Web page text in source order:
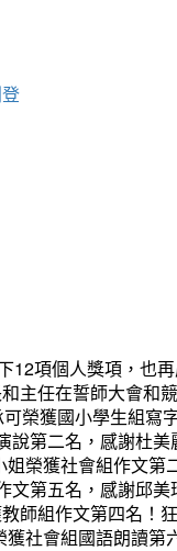
12項個人獎項，也
主任在誓師大會和
榮獲國小學生組
第二名，感謝杜
榮獲社會組作文
第五名，感謝邱
師組作文第四名！
社會組國語朗讀